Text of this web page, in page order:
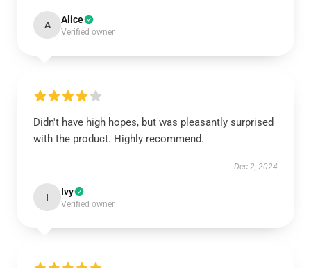
A Alice
Verified owner
Didn't have high hopes, but was pleasantly surprised
with the product. Highly recommend.
Dec 2, 2024
I Ivy
Verified owner